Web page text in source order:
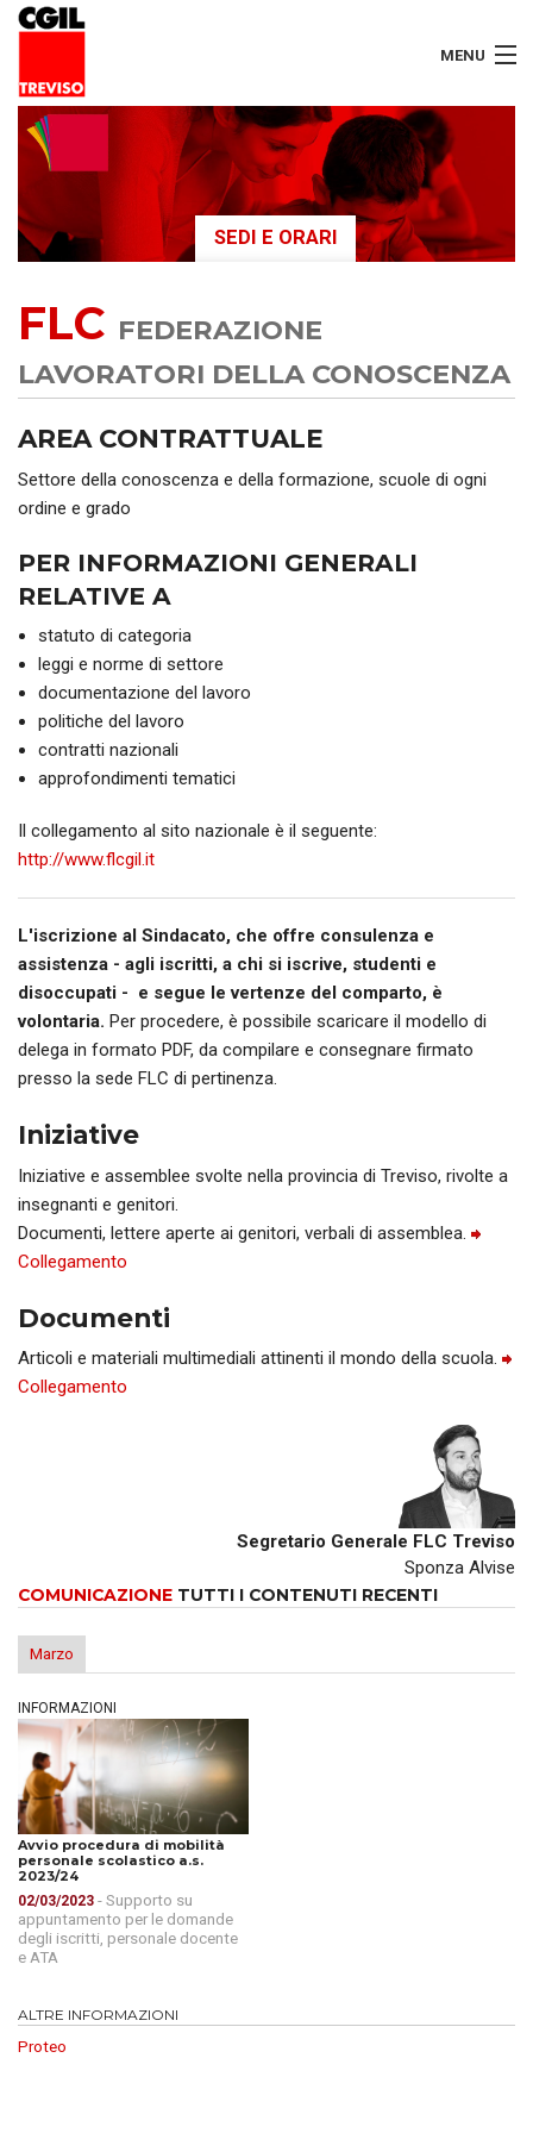
MENU
LAVORATORI
PENSIONATI
SERVIZI
SEGRETERIA
SEDI
SEDI E ORARI
FLC FEDERAZIONE
LAVORATORI DELLA CONOSCENZA
AREA CONTRATTUALE
Settore della conoscenza e della formazione, scuole di ogni
ordine e grado
PER INFORMAZIONI GENERALI
RELATIVE A
statuto di categoria
leggi e norme di settore
documentazione del lavoro
politiche del lavoro
contratti nazionali
approfondimenti tematici
Il collegamento al sito nazionale è il seguente:
http://www.flcgil.it
L'iscrizione al Sindacato, che offre consulenza e
assistenza - agli iscritti, a chi si iscrive, studenti e
disoccupati - e segue le vertenze del comparto, è
volontaria. Per procedere, è possibile scaricare il modello di
delega in formato PDF, da compilare e consegnare firmato
presso la sede FLC di pertinenza.
Iniziative
Iniziative e assemblee svolte nella provincia di Treviso, rivolte a
insegnanti e genitori.
Documenti, lettere aperte ai genitori, verbali di assemblea.
Collegamento
Documenti
Articoli e materiali multimediali attinenti il mondo della scuola.
Collegamento
Segretario Generale FLC Treviso
Sponza Alvise
COMUNICAZIONE TUTTI I CONTENUTI RECENTI
Marzo
INFORMAZIONI
Avvio procedura di mobilità
personale scolastico a.s.
2023/24
02/03/2023 - Supporto su
appuntamento per le domande
degli iscritti, personale docente
e ATA
ALTRE INFORMAZIONI
Proteo